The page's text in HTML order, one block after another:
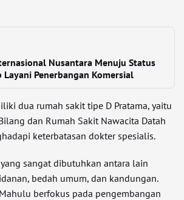
Nusantara Menuju Status
Layani Penerbangan Komersial
dua rumah sakit tipe D Pratama, yaitu
dan Rumah Sakit Nawacita Datah
keterbatasan dokter spesialis.
sangat dibutuhkan antara lain
bedah umum, dan kandungan.
berfokus pada pengembangan